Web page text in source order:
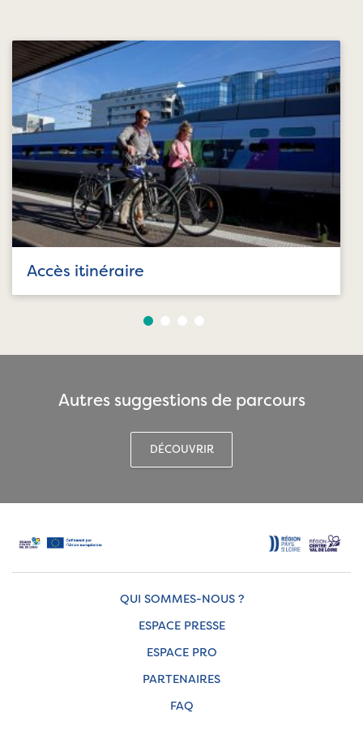
Accès itinéraire
Autres suggestions de parcours
DÉCOUVRIR
QUI SOMMES-NOUS ?
ESPACE PRESSE
ESPACE PRO
PARTENAIRES
FAQ